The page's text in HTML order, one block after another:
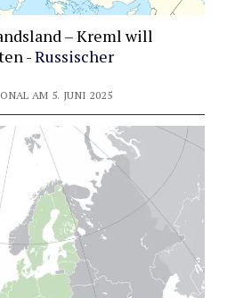
– Kreml will
-Russischer
AM 5. JUNI 2025